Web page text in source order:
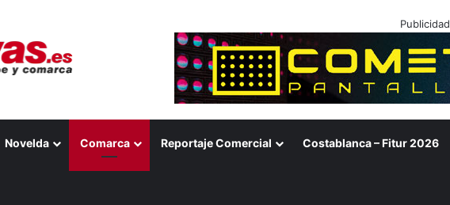
Publicidad
Novelda Comarca Reportaje Comercial Costablanca – Fitur 2026